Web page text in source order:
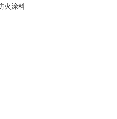
火涂料